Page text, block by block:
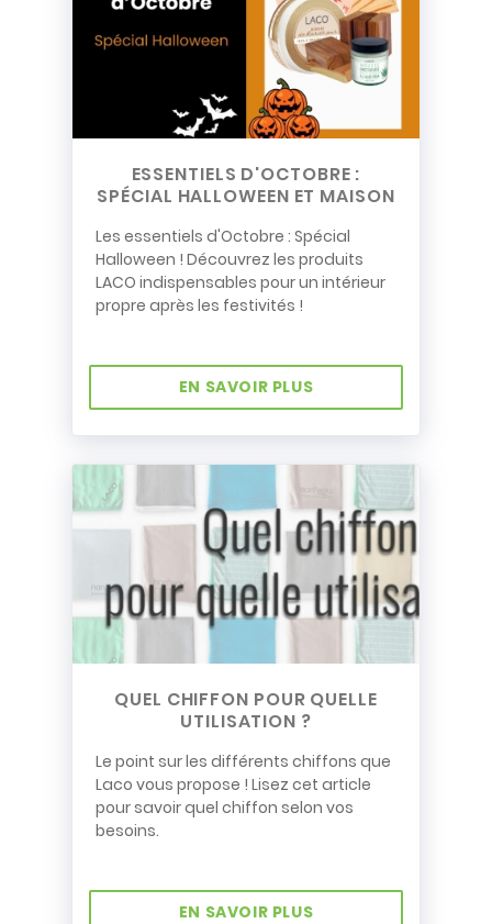
ESSENTIELS D'OCTOBRE :
SPÉCIAL HALLOWEEN ET MAISON
Les essentiels d'Octobre : Spécial
Halloween ! Découvrez les produits
LACO indispensables pour un intérieur
propre après les festivités !
EN SAVOIR PLUS
QUEL CHIFFON POUR QUELLE
UTILISATION ?
Le point sur les différents chiffons que
Laco vous propose ! Lisez cet article
pour savoir quel chiffon selon vos
besoins.
EN SAVOIR PLUS